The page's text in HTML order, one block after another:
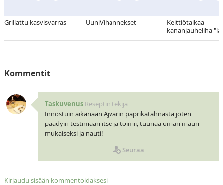
Grillattu kasvisvarras UuniVihannekset
Keittiötaikaa
kananjauheliha
Kommentit
Taskuvenus Reseptin tekijä
Innostuin aikanaan Ajvarin paprikatahnasta joten
päädyin testimään itse ja toimii, tuunaa oman maun
mukaiseksi ja nauti!
Seuraa
Kirjaudu sisään kommentoidaksesi